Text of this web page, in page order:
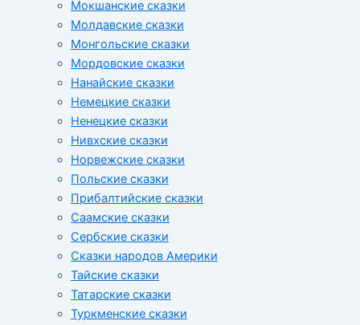
Мокшанские сказки
Молдавские сказки
Монгольские сказки
Мордовские сказки
Нанайские сказки
Немецкие сказки
Ненецкие сказки
Нивхские сказки
Норвежские сказки
Польские сказки
Прибалтийские сказки
Cаамские сказки
Сербские сказки
Сказки народов Америки
Тайские сказки
Татарские сказки
Туркменские сказки